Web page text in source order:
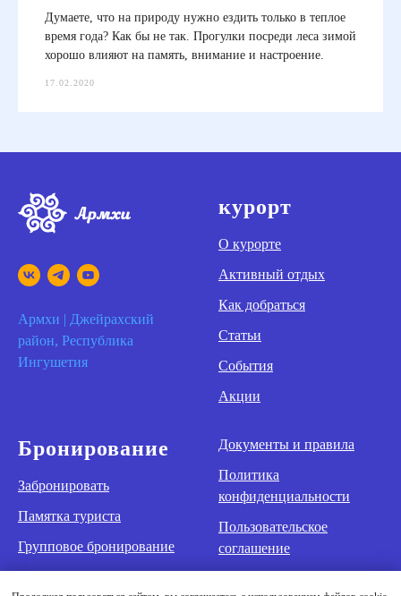
Думаете, что на природу нужно ездить только в теплое
время года? Как бы не так. Прогулки посреди леса зимой
хорошо влияют на память, внимание и настроение.
17.02.2020
Армхи | Джейрахский
район, Республика
Ингушетия
курорт
О курорте
Активный отдых
Как добраться
Статьи
События
Акции
Бронирование
Забронировать
Памятка туриста
Групповое бронирование
Документы и правила
Политика
конфиденциальности
Пользовательское
соглашение